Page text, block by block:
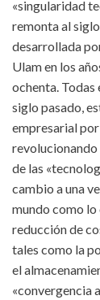
«singularidad
remonta al
desarrollada
Ulam en los
ochenta. Todas
siglo pasado,
empresarial
revolucionando
de las
cambio a una
mundo como
reducción de
tales como la
el
«convergencia